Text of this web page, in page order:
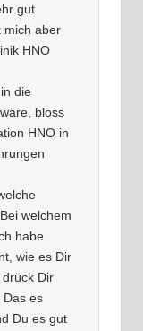
gut
mich aber
HNO
die
bloss
HNO in
welchem
habe
wie es Dir
Dir
Das es
Du es gut